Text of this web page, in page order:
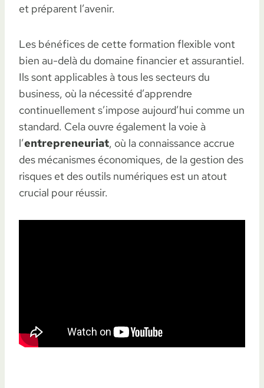
et préparent l’avenir.
Les bénéfices de cette formation flexible vont
bien au-delà du domaine financier et assurantiel.
Ils sont applicables à tous les secteurs du
business, où la nécessité d’apprendre
continuellement s’impose aujourd’hui comme un
standard. Cela ouvre également la voie à
l’entrepreneuriat, où la connaissance accrue
des mécanismes économiques, de la gestion des
risques et des outils numériques est un atout
crucial pour réussir.